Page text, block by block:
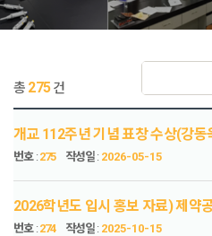
총 275건
개교 112주년 기념 표창 수상(강동
번호:275 작성일 : 2026-05-15
2026학년도 입시 홍보 자료) 제약
번호:274 작성일 : 2025-10-15